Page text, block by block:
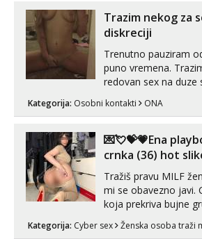
Trazim nekog za
diskreciji
Trenutno pauziram
puno vremena.
redovan sex na duze staze!
Kategorija: Osobni kontakti ONA
💌💘💝💗Ena
crnka (36) hot
Tražiš pravu MILF
mi se obavezno javi.
koja prekriva bujne
vidio, čista ŠESTICA!
bolje da ni ne pričam.
Kategorija: Cyber sex Ženska osoba traži